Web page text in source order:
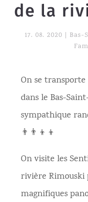
de la
17. 08. 2020
On se
dans le Bas-
sympathique
👨‍👨‍👦‍👦
On visite les
rivière Rimouski
magnifiques